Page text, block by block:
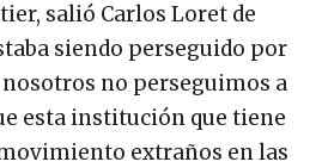
salió Carlos Loret de
siendo perseguido por
no perseguimos a
esta institución que tiene
extraños en las